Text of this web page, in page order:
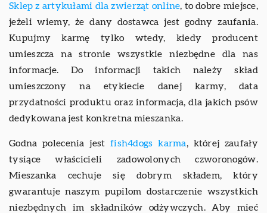
Sklep z artykułami dla zwierząt online, to dobre miejsce,
jeżeli wiemy, że dany dostawca jest godny zaufania.
Kupujmy karmę tylko wtedy, kiedy producent
umieszcza na stronie wszystkie niezbędne dla nas
informacje. Do informacji takich należy skład
umieszczony na etykiecie danej karmy, data
przydatności produktu oraz informacja, dla jakich psów
dedykowana jest konkretna mieszanka.
Godna polecenia jest fish4dogs karma, której zaufały
tysiące właścicieli zadowolonych czworonogów.
Mieszanka cechuje się dobrym składem, który
gwarantuje naszym pupilom dostarczenie wszystkich
niezbędnych im składników odżywczych. Aby mieć